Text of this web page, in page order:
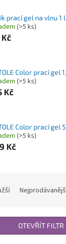
prací gel na vlnu 1 l
(>5 ks)
Color prací gel
(>5 ks)
Kč
Color prací gel 5
(>5 ks)
Kč
OTEVŘÍT FILTR